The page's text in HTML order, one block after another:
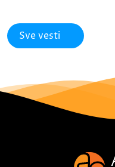
Sve vesti